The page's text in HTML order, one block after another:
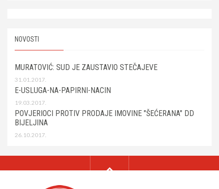
NOVOSTI
MURATOVIĆ: SUD JE ZAUSTAVIO STEČAJEVE
31.01.2017.
E-USLUGA-NA-PAPIRNI-NACIN
19.03.2017.
POVJERIOCI PROTIV PRODAJE IMOVINE "ŠEĆERANA" DD
BIJELJINA
26.10.2017.